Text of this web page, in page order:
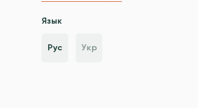
Язык
Рус Укр